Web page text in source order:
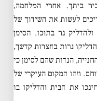
ביתך. אחרי המלחמה,
לעשות את השידוך של
נר בתוכו. הסימן
נרות בחצרות קדשך,
הנרות שהם לסימן כי
וזהו המקום העיקרי של
את הבית והדליקו בו